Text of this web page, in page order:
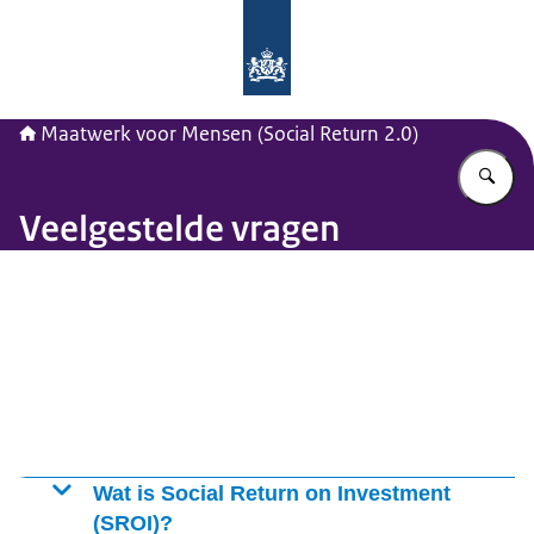
Maatwerk voor Mensen (Social Return 2.0)
Veelgestelde vragen
Wat is Social Return on Investment
(SROI)?